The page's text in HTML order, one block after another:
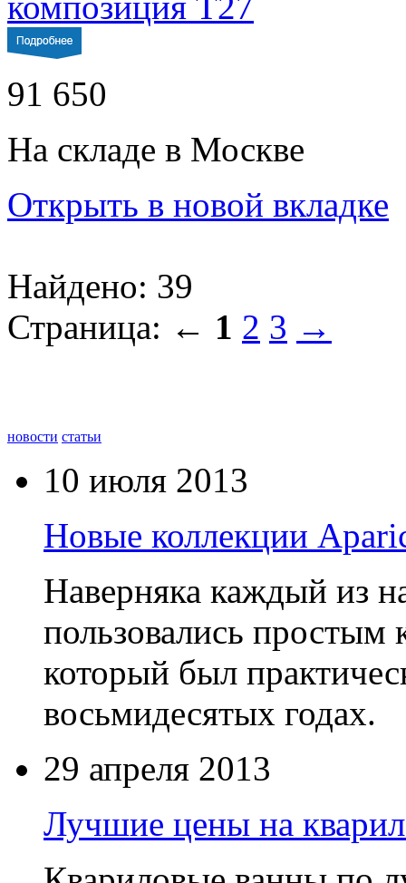
91 650
На складе в Москве
Открыть в новой вкладке
Найдено: 39
Страница: ← 1 2 3 →
новости статьи
10 июля 2013
Новые коллекции
Наверняка каждый из
пользовались
который был
восьмидесятых годах.
29 апреля 2013
Лучшие цены на